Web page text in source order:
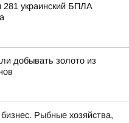
украинский БПЛА
добывать золото из
Рыбные хозяйства,